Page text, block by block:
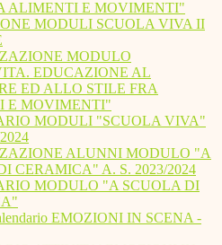
ALIMENTI E MOVIMENTI"
MODULI SCUOLA VIVA II
MODULO
EDUCAZIONE AL
ED ALLO STILE FRA
E MOVIMENTI"
MODULI "SCUOLA VIVA"
ALUNNI MODULO "A
CERAMICA" A. S. 2023/2024
MODULO "A SCUOLA DI
EMOZIONI IN SCENA -